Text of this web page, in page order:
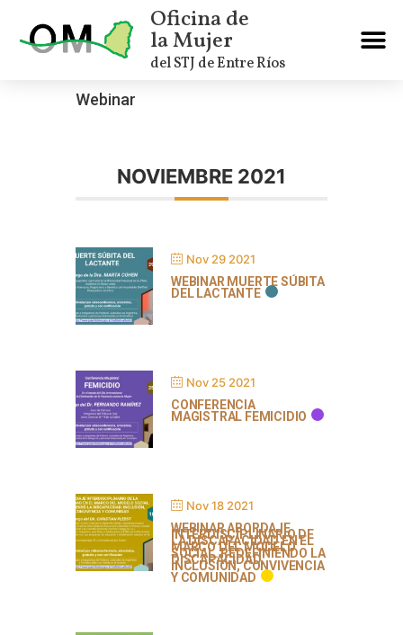
Oficina de
la Mujer
del STJ de Entre Ríos
Webinar
NOVIEMBRE 2021
Nov 29 2021
WEBINAR MUERTE SÚBITA
DEL LACTANTE
Nov 25 2021
CONFERENCIA
MAGISTRAL FEMICIDIO
Nov 18 2021
WEBINAR ABORDAJE
INTERDISCIPLINARIO DE
LA DISCAPACIDAD EN EL
MARCO DEL MODELO
SOCIAL. REDEFINIENDO LA
DISCAPACIDAD:
INCLUSIÓN, CONVIVENCIA
Y COMUNIDAD